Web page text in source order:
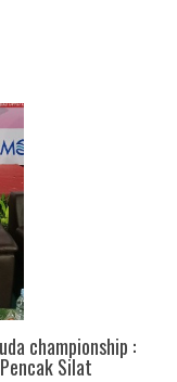
championship :
Silat